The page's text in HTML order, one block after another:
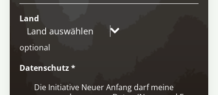
Land
Land auswählen
optional
Datenschutz*
Die Initiative Neuer Anfang darf meine